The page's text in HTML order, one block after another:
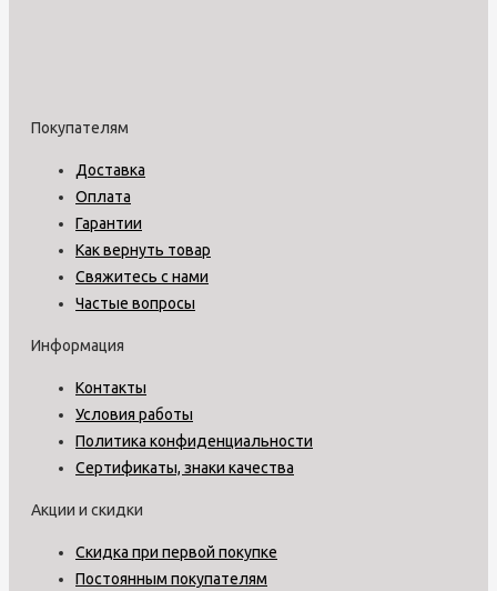
Покупателям
Доставка
Оплата
Гарантии
Как вернуть товар
Свяжитесь с нами
Частые вопросы
Информация
Контакты
Условия работы
Политика конфиденциальности
Сертификаты, знаки качества
Акции и скидки
Скидка при первой покупке
Постоянным покупателям